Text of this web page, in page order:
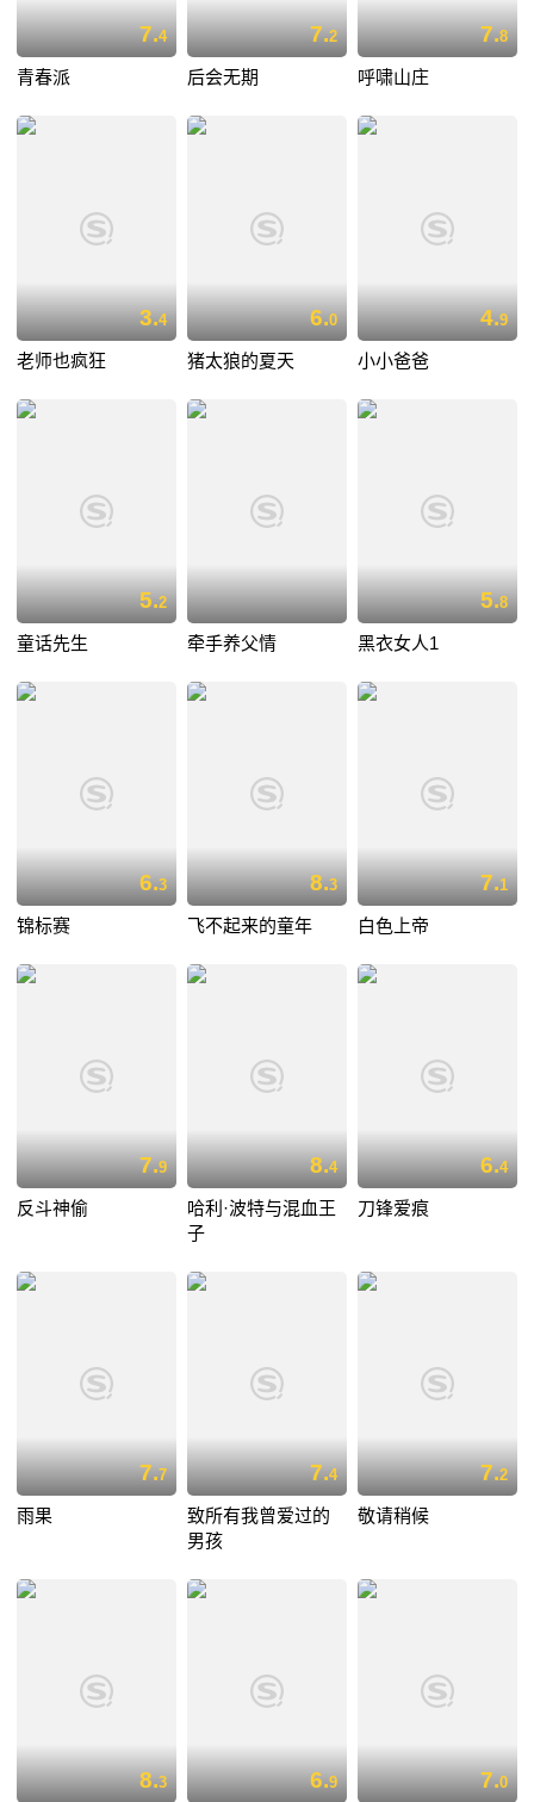
7.4
青春派
7.2
后会无期
7.8
呼啸山庄
3.4
老师也疯狂
6.0
猪太狼的夏天
4.9
小小爸爸
5.2
童话先生 牵手养父情
5.8
黑衣女人1
6.3
锦标赛
8.3
飞不起来的童年
7.1
白色上帝
7.9
反斗神偷
8.4
哈利·波特与混血王
子
6.4
刀锋爱痕
7.7
雨果
7.4
致所有我曾爱过的
男孩
7.2
敬请稍候
8.3 6.9 7.0